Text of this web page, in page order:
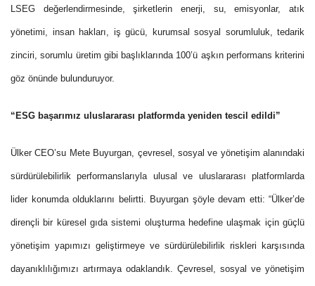
LSEG değerlendirmesinde, şirketlerin enerji, su, emisyonlar, atık
yönetimi, insan hakları, iş gücü, kurumsal sosyal sorumluluk, tedarik
zinciri, sorumlu üretim gibi başlıklarında 100’ü aşkın performans kriterini
göz önünde bulunduruyor.
“ESG başarımız uluslararası platformda yeniden tescil edildi”
Ülker CEO’su Mete Buyurgan, çevresel, sosyal ve yönetişim alanındaki
sürdürülebilirlik performanslarıyla ulusal ve uluslararası platformlarda
lider konumda olduklarını belirtti. Buyurgan şöyle devam etti: “Ülker’de
dirençli bir küresel gıda sistemi oluşturma hedefine ulaşmak için güçlü
yönetişim yapımızı geliştirmeye ve sürdürülebilirlik riskleri karşısında
dayanıklılığımızı artırmaya odaklandık. Çevresel, sosyal ve yönetişim